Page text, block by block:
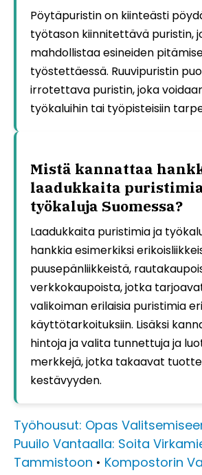
Pöytäpuristin on kiinteästi
työtason kiinnitettävä puristin,
mahdollistaa esineiden
työstettäessä. Ruuvipuristin
irrotettava puristin, joka
työkaluihin tai työpisteisiin
Mistä kannattaa
laadukkaita
työkaluja Suomessa?
Laadukkaita puristimia ja
hankkia esimerkiksi
puusepänliikkeistä,
verkkokaupoista, jotka
valikoiman erilaisia puristimia eri
käyttötarkoituksiin. Lisäksi
hintoja ja valita tunnettuja ja
merkkejä, jotka takaavat
kestävyyden.
Työhousut: Opas
Puuilo Vantaalla: Soita
Tammistoon • Kompostorin